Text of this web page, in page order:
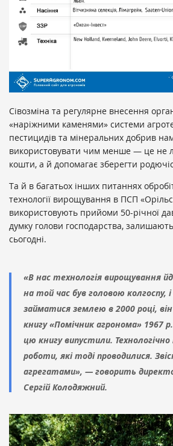
Сівозміна та регулярне внесення
«наріжними каменями» системи
пестицидів та мінеральних добрив
використовувати чим менше — це не
кошти, а й допомагає зберегти
Та й в багатьох інших питаннях
технології вирощування в ПСП
використовують прийоми 50-річної
думку голови господарства,
сьогодні.
«В нас технологія вирощування
на той час був головою колгоспу,
займатися землею в 2000 році,
книгу «Помічник агронома» 1967
цю книгу випустили.
роботи, які тоді проводилися.
агрегатами», — говорить
Сергій Колодяжний.